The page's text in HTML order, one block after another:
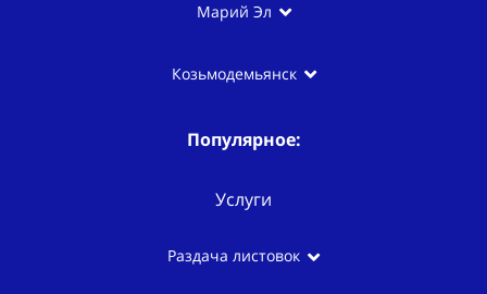
Марий Эл
Козьмодемьянск
Популярное:
Услуги
Раздача листовок